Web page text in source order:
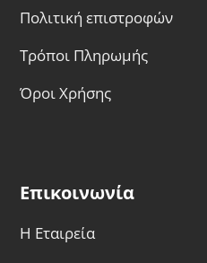
Πολιτική επιστροφών
Τρόποι Πληρωμής
Όροι Χρήσης
Επικοινωνία
Η Εταιρεία